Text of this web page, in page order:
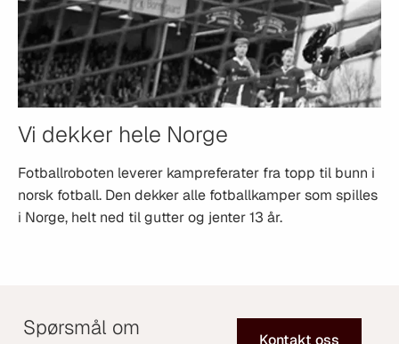
Vi dekker hele Norge
Fotballroboten leverer kampreferater fra topp til bunn i
norsk fotball. Den dekker alle fotballkamper som spilles
i Norge, helt ned til gutter og jenter 13 år.
Spørsmål om
Kontakt oss